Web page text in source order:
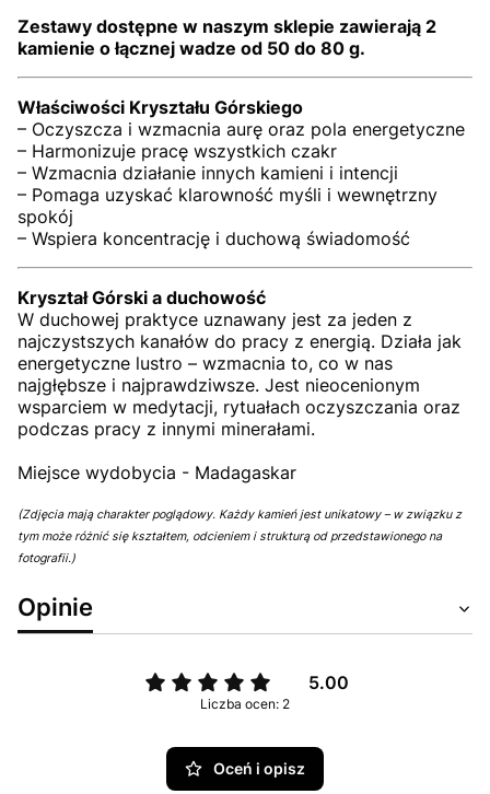
Zestawy dostępne w naszym sklepie zawierają 2
kamienie o łącznej wadze od 50 do 80 g.
Właściwości Kryształu Górskiego
– Oczyszcza i wzmacnia aurę oraz pola energetyczne
– Harmonizuje pracę wszystkich czakr
– Wzmacnia działanie innych kamieni i intencji
– Pomaga uzyskać klarowność myśli i wewnętrzny
spokój
– Wspiera koncentrację i duchową świadomość
Kryształ Górski a duchowość
W duchowej praktyce uznawany jest za jeden z
najczystszych kanałów do pracy z energią. Działa jak
energetyczne lustro – wzmacnia to, co w nas
najgłębsze i najprawdziwsze. Jest nieocenionym
wsparciem w medytacji, rytuałach oczyszczania oraz
podczas pracy z innymi minerałami.
Miejsce wydobycia - Madagaskar
(Zdjęcia mają charakter poglądowy. Każdy kamień jest unikatowy – w związku z
tym może różnić się kształtem, odcieniem i strukturą od przedstawionego na
fotografii.)
Opinie
5.00
Liczba ocen: 2
Oceń i opisz